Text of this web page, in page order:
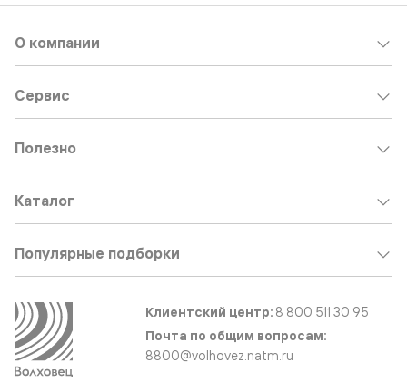
О компании
Сервис
Полезно
Каталог
Популярные подборки
Клиентский центр: 8 800 511 30 95
Почта по общим вопросам:
8800@volhovez.natm.ru